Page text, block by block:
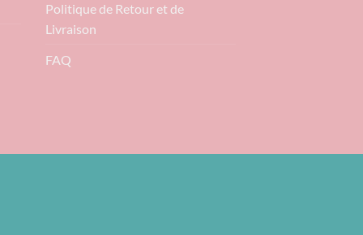
Politique de Retour et de
Livraison
FAQ